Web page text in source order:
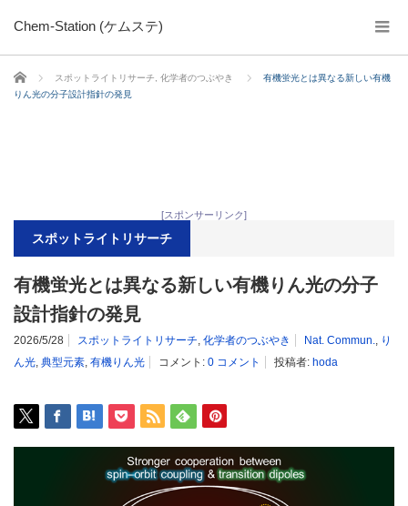
Chem-Station (ケムステ)
ホーム スポットライトリサーチ 化学者のつぶやき
有機蛍光とは異なる新しい有機
りん光の分子設計指針の発見
[スポンサーリンク]
スポットライトリサーチ
有機蛍光とは異なる新しい有機りん光の分子
設計指針の発見
2026/5/28 スポットライトリサーチ, 化学者のつぶやき Nat. Commun., り
ん光, 典型元素, 有機りん光 コメント: 0 コメント 投稿者: hoda